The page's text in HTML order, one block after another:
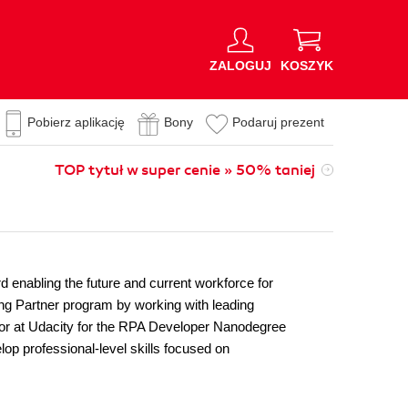
ZALOGUJ KOSZYK
Pobierz aplikację Bony Podaruj prezent
TOP tytuł w super cenie » 50% taniej
enabling the future and current workforce for
Partner program by working with leading
at Udacity for the RPA Developer Nanodegree
professional-level skills focused on